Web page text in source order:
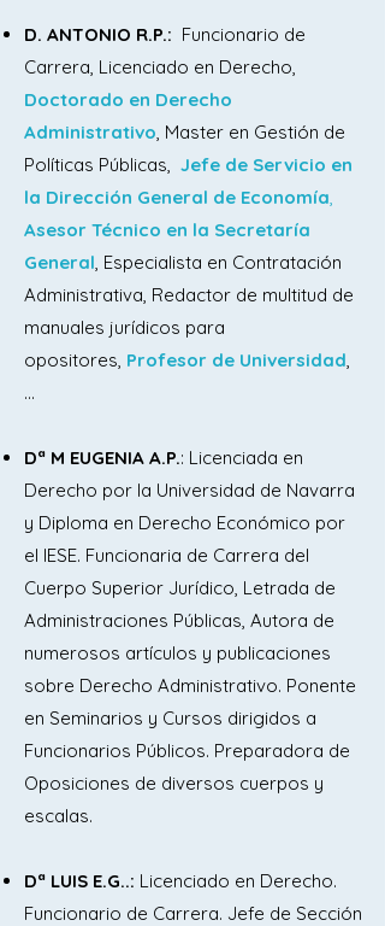
Senado.
4. El Poder Judicial. El Consejo General
del Poder Judicial. El Tribunal Supremo.
5. El Gobierno y la Administración. El
Presidente del Gobierno. El Consejo de
Ministros. Designación, causas de cese
y responsabilidad del Gobierno. Las
6. El Gobierno Abierto: concepto y
2030 y los Objetivos de Desarrollo
de transparencia, acceso a la
información pública y buen gobierno.
D. ANTONIO R.P.: Funcionario de
Carrera, Licenciado en Derecho,
Doctorado en Derecho
Administrativo, Master en Gestión de
Políticas Públicas, Jefe de Servicio en
la Dirección General de Economía,
Asesor Técnico en la Secretaría
General, Especialista en Contratación
Administrativa, Redactor de multitud de
manuales jurídicos para
opositores, Profesor de Universidad,
...​​
Dª M EUGENIA A.P.: Licenciada en
Derecho por la Universidad de Navarra
y Diploma en Derecho Económico por
el IESE. Funcionaria de Carrera del
Cuerpo Superior Jurídico, Letrada de
Administraciones Públicas, Autora de
numerosos artículos y publicaciones
sobre Derecho Administrativo. Ponente
en Seminarios y Cursos dirigidos a
Funcionarios Públicos. Preparadora de
Oposiciones de diversos cuerpos y
escalas.
Dª LUIS E.G..: Licenciado en Derecho.
Funcionario de Carrera. Jefe de Sección